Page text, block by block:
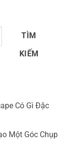
TÌM
KIẾM
Có Gì Đặc
Một Góc Chụp